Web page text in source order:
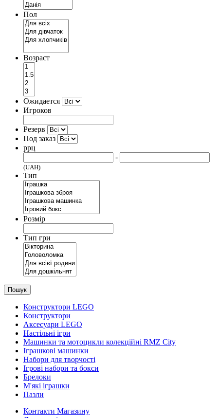
Пол
Возраст
Ожидается
Игроков
Резерв
Под заказ
ррц
-
(UAH)
Тип
Розмір
Тип гри
Пошук
Конструктори LEGO
Конструктори
Аксесуари LEGO
Настільні ігри
Машинки та мотоцикли колекційні RMZ City
Іграшкові машинки
Набори для творчості
Ігрові набори та бокси
Брелоки
М'які іграшки
Пазли
Контакти Магазину